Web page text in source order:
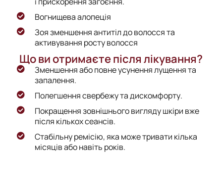
Вогнищева алопеція
Зоя зменшення антитіл до волосся та
активування росту волосся
Що ви отримаєте після лікування?
Зменшення або повне усунення лущення та
запалення.
Полегшення свербежу та дискомфорту.
Покращення зовнішнього вигляду шкіри вже
після кількох сеансів.
Стабільну ремісію, яка може тривати кілька
місяців або навіть років.